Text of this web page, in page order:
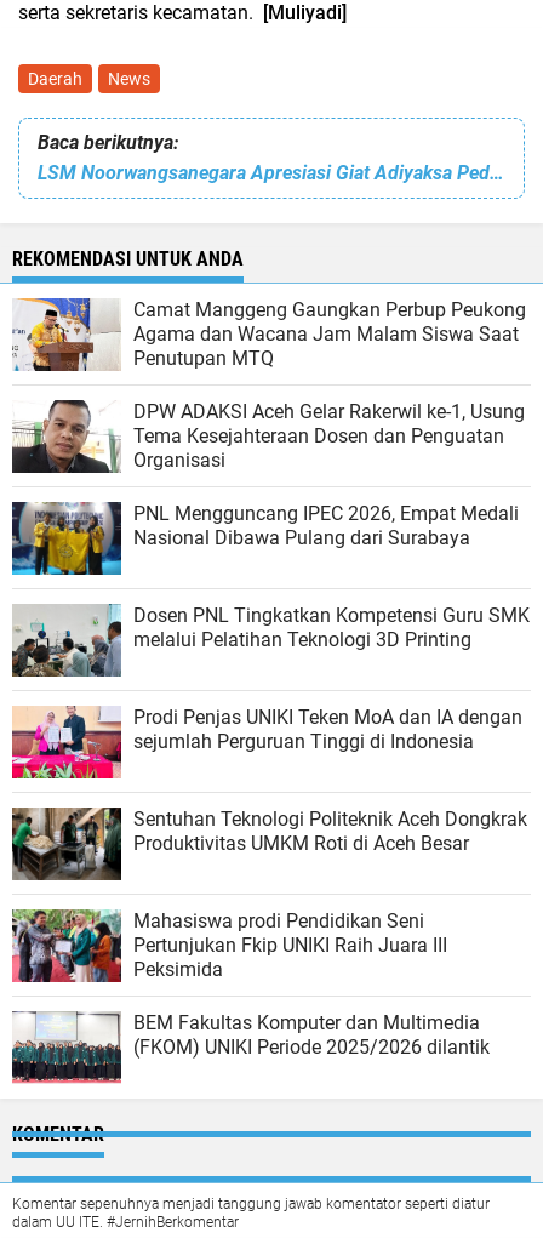
serta sekretaris kecamatan.
[Muliyadi]
Daerah News
Baca berikutnya:
LSM Noorwangsanegara Apresiasi Giat Adiyaksa Peduli Stunting Kajari Subulussalam
REKOMENDASI UNTUK ANDA
Camat Manggeng Gaungkan Perbup Peukong
Agama dan Wacana Jam Malam Siswa Saat
Penutupan MTQ
DPW ADAKSI Aceh Gelar Rakerwil ke-1, Usung
Tema Kesejahteraan Dosen dan Penguatan
Organisasi
PNL Mengguncang IPEC 2026, Empat Medali
Nasional Dibawa Pulang dari Surabaya
Dosen PNL Tingkatkan Kompetensi Guru SMK
melalui Pelatihan Teknologi 3D Printing
Prodi Penjas UNIKI Teken MoA dan IA dengan
sejumlah Perguruan Tinggi di Indonesia
Sentuhan Teknologi Politeknik Aceh Dongkrak
Produktivitas UMKM Roti di Aceh Besar
Mahasiswa prodi Pendidikan Seni
Pertunjukan Fkip UNIKI Raih Juara III
Peksimida
BEM Fakultas Komputer dan Multimedia
(FKOM) UNIKI Periode 2025/2026 dilantik
KOMENTAR
Komentar sepenuhnya menjadi tanggung jawab komentator seperti diatur
dalam UU ITE. #JernihBerkomentar